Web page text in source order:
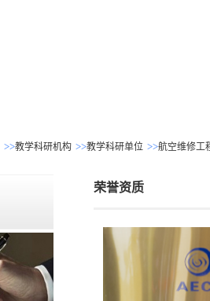
>>教学科研机构 >>教学科研单位 >>航空维修工
荣誉资质